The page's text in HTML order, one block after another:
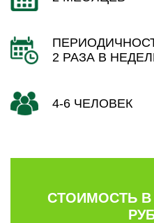
2 РАЗА В
4-6 ЧЕЛОВЕК
СТОИМОСТЬ В